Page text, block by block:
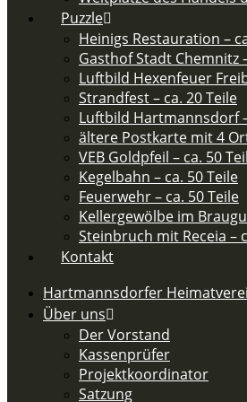
Puzzle
Heinigs Restauration –
Gasthof Stadt Chemnitz
Luftbild Hexenfeuer
Strandfest – ca. 20 Teile
Luftbild Hartmannsdorf
ältere Postkarte mit 4
VEB Goldpfeil – ca. 50
Kegelbahn – ca. 50 Teile
Feuerwehr – ca. 50 Teile​
Kellergewölbe im
Steinbruch mit Receia –
Kontakt
Hartmannsdorfer
Über uns
Der Vorstand
Kassenprüfer
Projektkoordinator
Satzung